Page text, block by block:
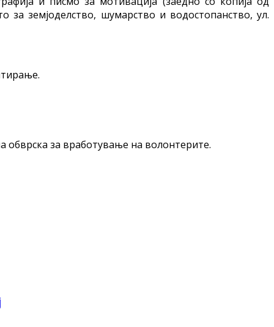
земјоделство, шумарство и водостопанство, ул.
за вработување на волонтерите.